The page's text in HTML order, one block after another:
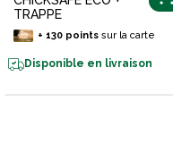
TRAPPE
+ 130pointssur la carte
Disponible en livraison